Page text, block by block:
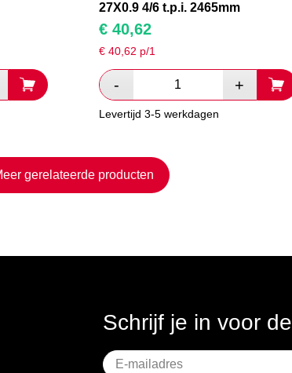
27X0.9 4/6 t.p.i. 2465mm
€40,62
€ 40,62 p/1
Levertijd 3-5 werkdagen
gerelateerde producten
Schrijf je in voor de
Geen